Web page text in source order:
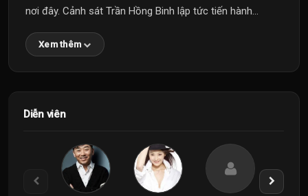
nơi đây. Cảnh sát Trần Hồng Binh lập tức tiến hành...
Xem thêm
Diễn viên